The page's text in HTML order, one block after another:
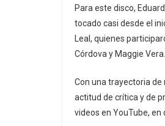
Para este disco,
tocado casi desde el
Leal, quienes
Córdova y Maggie Vera.
Con una trayectoria
actitud de crítica y de
videos en YouTube,